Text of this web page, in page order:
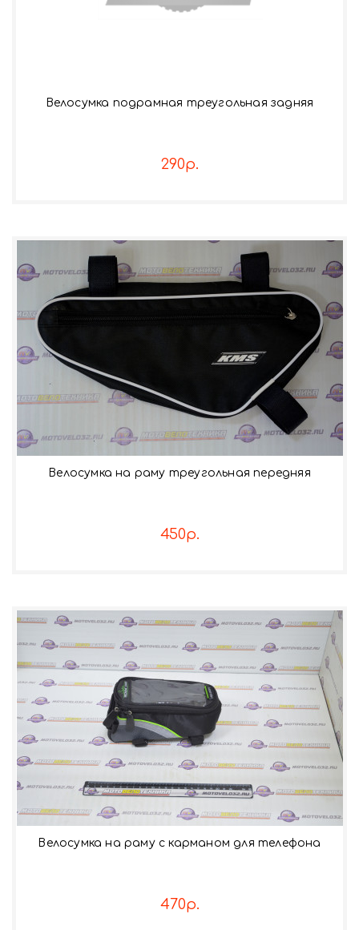
Велосумка подрамная треугольная задняя
290р.
Велосумка на раму треугольная передняя
450р.
Велосумка на раму с карманом для телефона
470р.